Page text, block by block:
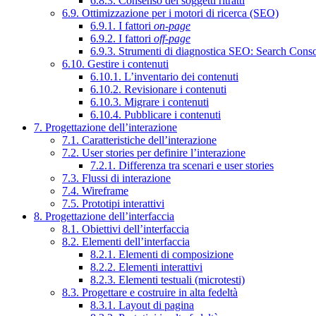
6.9. Ottimizzazione per i motori di ricerca (SEO)
6.9.1. I fattori on-page
6.9.2. I fattori off-page
6.9.3. Strumenti di diagnostica SEO: Search
6.10. Gestire i contenuti
6.10.1. L’inventario dei contenuti
6.10.2. Revisionare i contenuti
6.10.3. Migrare i contenuti
6.10.4. Pubblicare i contenuti
7. Progettazione dell’interazione
7.1. Caratteristiche dell’interazione
7.2. User stories per definire l’interazione
7.2.1. Differenza tra scenari e user stories
7.3. Flussi di interazione
7.4. Wireframe
7.5. Prototipi interattivi
8. Progettazione dell’interfaccia
8.1. Obiettivi dell’interfaccia
8.2. Elementi dell’interfaccia
8.2.1. Elementi di composizione
8.2.2. Elementi interattivi
8.2.3. Elementi testuali (microtesti)
8.3. Progettare e costruire in alta fedeltà
8.3.1. Layout di pagina